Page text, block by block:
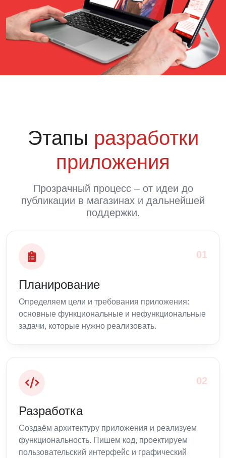
Этапы разработки
приложения
Прозрачный процесс – от идеи до
публикации в магазинах и дальнейшей
поддержки.
01
Планирование
Определяем цели и требования приложения:
основные функциональные и нефункциональные
задачи, которые нужно реализовать.
02
Разработка
Создаём архитектуру приложения и реализуем
функциональность. Пишем код, проектируем
пользовательский интерфейс и графический